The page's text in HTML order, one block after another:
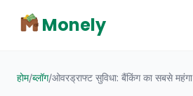
Monely
होम/ब्लॉग/ओवरड्राफ्ट सुविधा: बैंकिंग का सबसे